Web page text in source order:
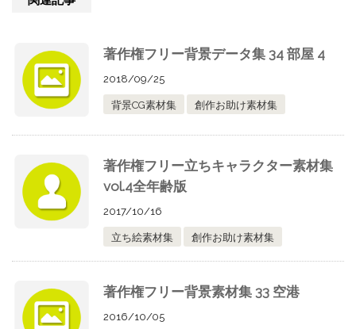
著作権フリー背景データ集 34 部屋 4
2018/09/25
背景CG素材集 創作お助け素材集
著作権フリー立ちキャラクター素材集
vol.4全年齢版
2017/10/16
立ち絵素材集 創作お助け素材集
著作権フリー背景素材集 33 空港
2016/10/05